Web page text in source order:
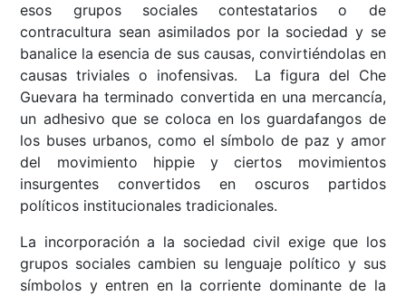
esos grupos sociales contestatarios o de
contracultura sean asimilados por la sociedad y se
banalice la esencia de sus causas, convirtiéndolas en
causas triviales o inofensivas. La figura del Che
Guevara ha terminado convertida en una mercancía,
un adhesivo que se coloca en los guardafangos de
los buses urbanos, como el símbolo de paz y amor
del movimiento hippie y ciertos movimientos
insurgentes convertidos en oscuros partidos
políticos institucionales tradicionales.
La incorporación a la sociedad civil exige que los
grupos sociales cambien su lenguaje político y sus
símbolos y entren en la corriente dominante de la